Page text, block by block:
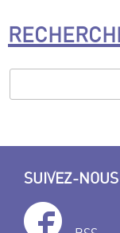
SUIVEZ-NOUS